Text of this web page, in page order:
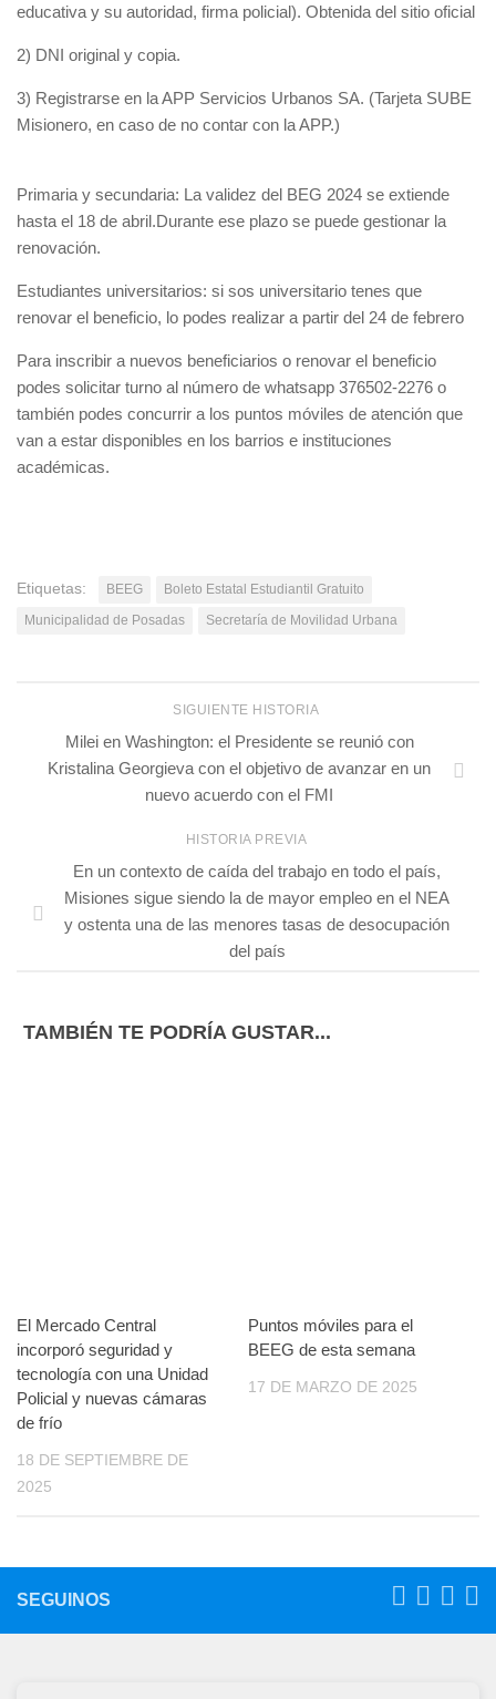
educativa y su autoridad, firma policial). Obtenida del sitio oficial
2) DNI original y copia.
3) Registrarse en la APP Servicios Urbanos SA. (Tarjeta SUBE
Misionero, en caso de no contar con la APP.)
Primaria y secundaria: La validez del BEG 2024 se extiende
hasta el 18 de abril.Durante ese plazo se puede gestionar la
renovación.
Estudiantes universitarios: si sos universitario tenes que
renovar el beneficio, lo podes realizar a partir del 24 de febrero
Para inscribir a nuevos beneficiarios o renovar el beneficio
podes solicitar turno al número de whatsapp 376502-2276 o
también podes concurrir a los puntos móviles de atención que
van a estar disponibles en los barrios e instituciones
académicas.
Etiquetas: BEEG
Boleto Estatal Estudiantil Gratuito
Municipalidad de Posadas
Secretaría de Movilidad Urbana
SIGUIENTE HISTORIA
Milei en Washington: el Presidente se reunió con
Kristalina Georgieva con el objetivo de avanzar en un
nuevo acuerdo con el FMI
HISTORIA PREVIA
En un contexto de caída del trabajo en todo el país,
Misiones sigue siendo la de mayor empleo en el NEA
y ostenta una de las menores tasas de desocupación
del país
TAMBIÉN TE PODRÍA GUSTAR...
El Mercado Central
incorporó seguridad y
tecnología con una Unidad
Policial y nuevas cámaras
de frío
18 DE SEPTIEMBRE DE
2025
Puntos móviles para el
BEEG de esta semana
17 DE MARZO DE 2025
SEGUINOS